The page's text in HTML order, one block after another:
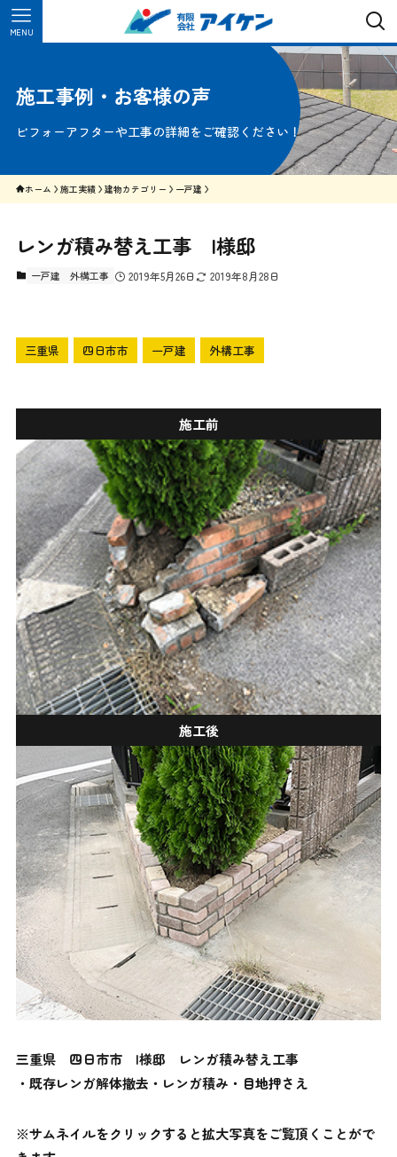
MENU
施工事例・お客様の声
ビフォーアフターや工事の詳細をご確認ください！
ホーム 施工実績 建物カテゴリー 一戸建
レンガ積み替え工事 I様邸
一戸建 外構工事 2019年5月26日 2019年8月28日
三重県 四日市市 一戸建 外構工事
施工前
施工後
三重県 四日市市 I様邸 レンガ積み替え工事
・既存レンガ解体撤去・レンガ積み・目地押さえ
※サムネイルをクリックすると拡大写真をご覧頂くことがで